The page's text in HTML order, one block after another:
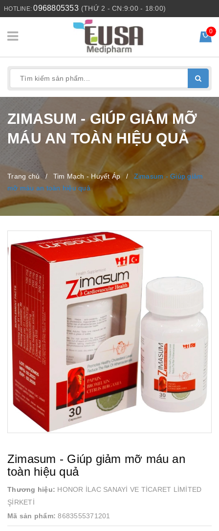
HOTLINE:0968805353 (THỨ 2 - CN:9:00 - 18:00)
0
ZIMASUM - GIÚP GIẢM MỠ
MÁU AN TOÀN HIỆU QUẢ
Trang chủ / Tim Mạch - Huyết Áp /
Zimasum - Giúp giảm
mỡ máu an toàn hiệu quả
Zimasum - Giúp giảm mỡ máu an
toàn hiệu quả
Thương hiệu: HONOR İLAC SANAYİ VE TİCARET LİMİTED
ŞİRKETİ
Mã sản phẩm: 8683555371201